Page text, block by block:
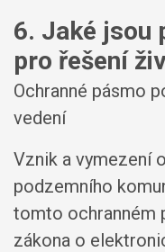
6. Jaké jsou
pro řešení
Ochranné pásmo
vedení
Vznik a vymezení
podzemního
tomto ochranném
zákona o